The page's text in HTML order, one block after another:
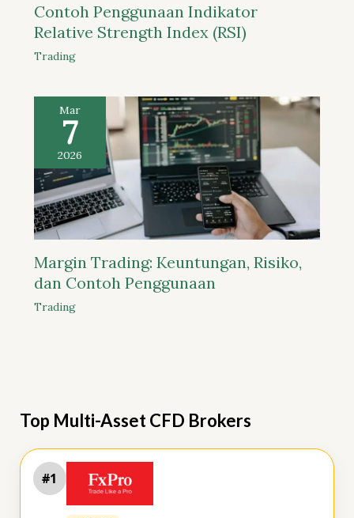
Contoh Penggunaan Indikator
Relative Strength Index (RSI)
Trading
Mar
7
2026
Margin Trading: Keuntungan, Risiko,
dan Contoh Penggunaan
Trading
Top Multi-Asset CFD Brokers
#1